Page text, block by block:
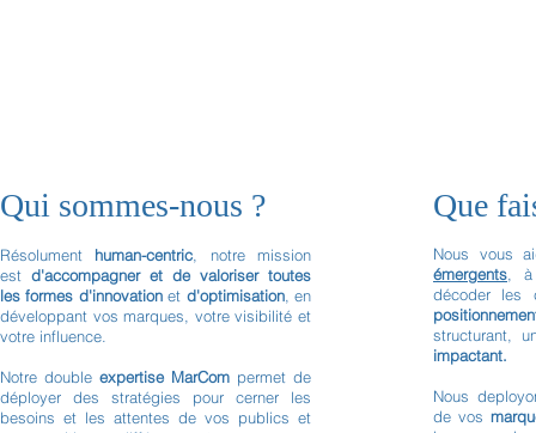
Qui sommes-nous ?
Résolument human-centric , notre mission
est d'accompagner et de valoriser toutes
les formes d'innovationet d'optimisation, en
développant vos marques, votre visibilité et
votre influence.
Notre double expertise MarCom permet de
déployer des stratégies pour cerner les
besoins et les attentes de vos publics et
Que
Nous vous
émergents ,
décoder les
structurant,
impactant.
Nous
de vos